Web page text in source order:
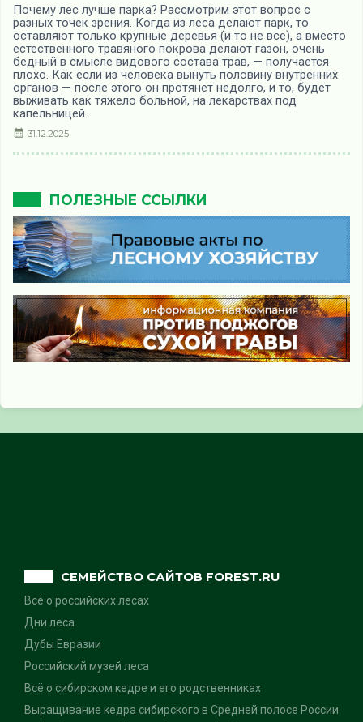
Почему лес лучше парка? Рассмотрим этот вопрос с
разных точек зрения. Когда из леса делают парк, то
оставляют только крупные деревья (и то не все), а вместо
естественного травяного покрова делают газон, очень
бедный в смысле видового состава трав, — получается
плохо. Как если из человека вынуть половину внутренних
органов — после этого он протянет недолго, и то, будет
выживать как тяжело больной, на лекарствах под
капельницей.
31.12.2025
ПОЛЕЗНЫЕ ССЫЛКИ
СЕМЕЙСТВО САЙТОВ FOREST.RU
Всё о российских лесах
Дни леса
Дубы Евразии
Российский музей леса
Всё о сибирском кедре и его родственниках
Выращивание кедра сибирского в Средней полосе России